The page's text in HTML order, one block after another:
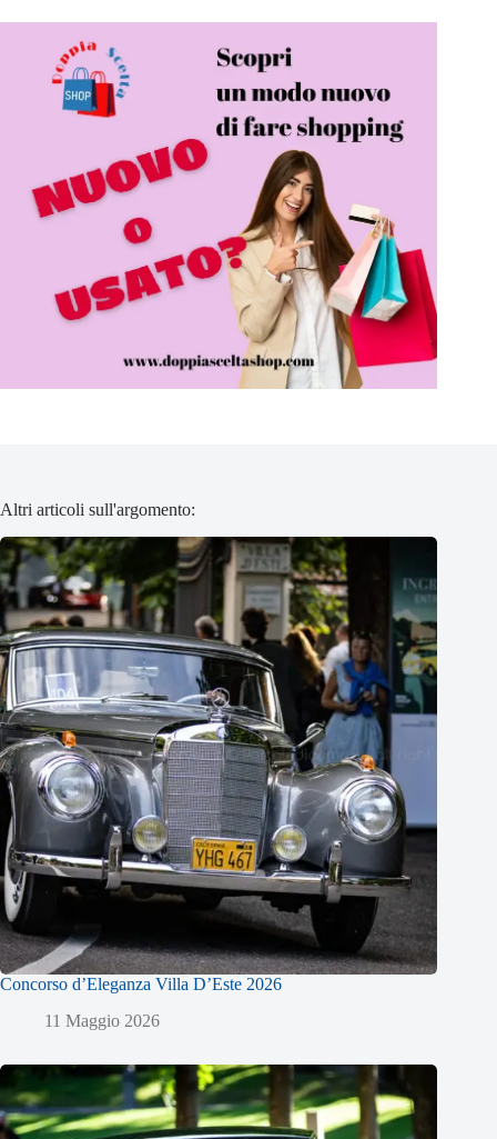
Altri articoli sull'argomento:
Concorso d’Eleganza Villa D’Este 2026
11 Maggio 2026